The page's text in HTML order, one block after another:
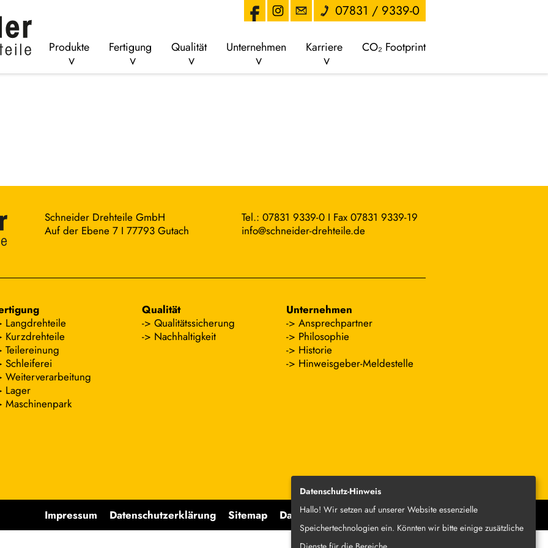
07831 / 9339-0
Produkte Fertigung Qualität Unternehmen Karriere CO₂ Footprint
Schneider Drehteile GmbH
Auf der Ebene 7 I 77793 Gutach
Tel.: 07831 9339-0 I Fax 07831 9339-19
info@schneider-drehteile.de
Langdrehteile
Kurzdrehteile
Teilereinung
Schleiferei
Weiterverarbeitung
Lager
Maschinenpark
Qualität
Qualitätssicherung
Nachhaltigkeit
Unternehmen
Ansprechpartner
Philosophie
Historie
Hinweisgeber-Meldestelle
Impressum Datenschutzerklärung Sitemap Datenschutz-Einstellungen
Datenschutz-Hinweis
Hallo! Wir setzen auf unserer Website essenzielle
Speichertechnologien ein. Könnten wir bitte einige zusätzliche